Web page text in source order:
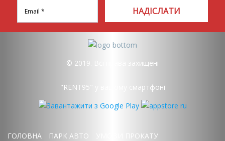
НАДІСЛАТИ
© 2019. Всі права захищені
"RENT95" у вашому смартфоні
ГОЛОВНА ПАРК АВТО
УМОВИ ПРОКАТУ